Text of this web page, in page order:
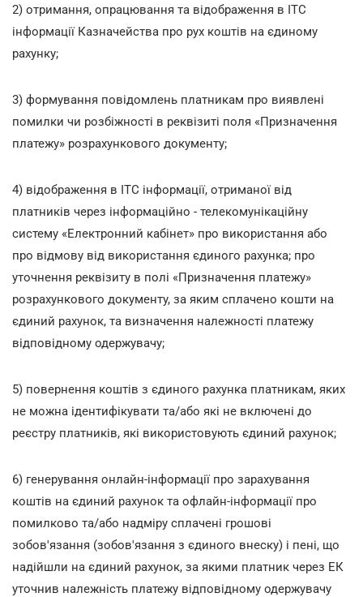
2) отримання, опрацювання та відображення в ІТС
інформації Казначейства про рух коштів на єдиному
рахунку;
3) формування повідомлень платникам про виявлені
помилки чи розбіжності в реквізиті поля «Призначення
платежу» розрахункового документу;
4) відображення в ІТС інформації, отриманої від
платників через інформаційно - телекомунікаційну
систему «Електронний кабінет» про використання або
про відмову від використання єдиного рахунка; про
уточнення реквізиту в полі «Призначення платежу»
розрахункового документу, за яким сплачено кошти на
єдиний рахунок, та визначення належності платежу
відповідному одержувачу;
5) повернення коштів з єдиного рахунка платникам, яких
не можна ідентифікувати та/або які не включені до
реєстру платників, які використовують єдиний рахунок;
6) генерування онлайн-інформації про зарахування
коштів на єдиний рахунок та офлайн-інформації про
помилково та/або надміру сплачені грошові
зобов'язання (зобов'язання з єдиного внеску) і пені, що
надійшли на єдиний рахунок, за якими платник через ЕК
уточнив належність платежу відповідному одержувачу